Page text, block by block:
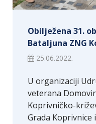
Obilježena 31.
Bataljuna ZNG
25.06.2022.
U organizaciji
veterana
Koprivničko-
Grada